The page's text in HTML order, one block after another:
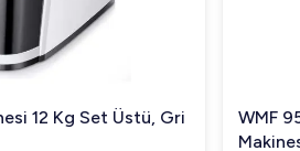
12 Kg Set Üstü, Gri
WMF